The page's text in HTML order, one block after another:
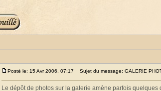
Posté le: 15 Avr 2006, 07:17 Sujet du message: GALERIE
Le dépôt de photos sur la galerie amène parfois quelques